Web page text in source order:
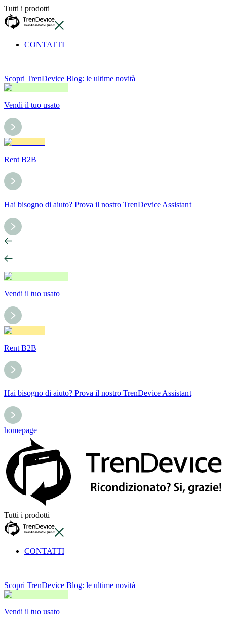
Tutti i prodotti
CONTATTI
Scopri TrenDevice Blog: le ultime novità
Vendi il tuo usato
Rent B2B
Hai bisogno di aiuto? Prova il nostro TrenDevice Assistant
Vendi il tuo usato
Rent B2B
Hai bisogno di aiuto? Prova il nostro TrenDevice Assistant
homepage
Tutti i prodotti
CONTATTI
Scopri TrenDevice Blog: le ultime novità
Vendi il tuo usato